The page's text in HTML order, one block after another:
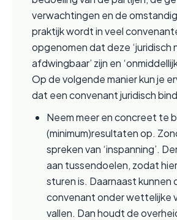
verwachtingen en de
praktijk wordt in veel
opgenomen dat deze ‘juridisch
afdwingbaar’ zijn en
Op de volgende manier kun je
dat een convenant juridisch
Neem meer en concreet te
(minimum)resultaten op.
spreken van ‘inspanning’.
aan tussendoelen, zodat
sturen is. Daarnaast kunnen
convenant onder wettelijke
vallen. Dan houdt de